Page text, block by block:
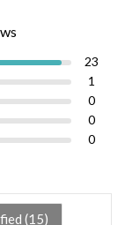
23
1
0
0
0
(15)